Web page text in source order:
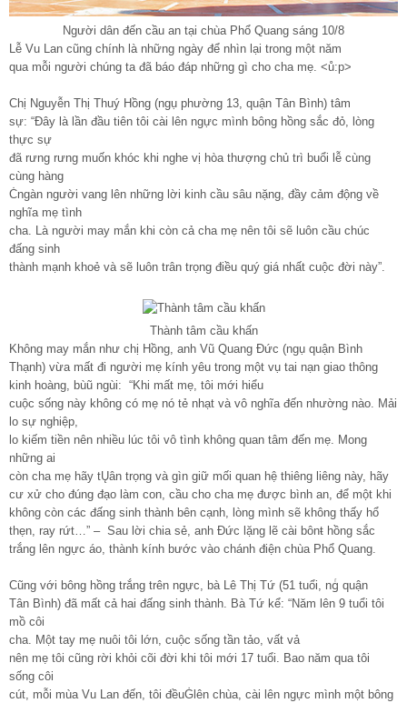
Người dân đến cầu an tại chùa Phổ Quang sáng 10/8
Lễ Vu Lan cũng chính là những ngày để nhìn lại trong một năm
qua mỗi người chúng ta đã báo đáp những gì cho cha mẹ. <ů:p>
Chị Nguyễn Thị Thuý Hồng (ngụ phường 13, quận Tân Bình) tâm
sự: “Đây là lần đầu tiên tôi cài lên ngực mình bông hồng sắc đỏ, lòng
thực sự
đã rưng rưng muốn khóc khi nghe vị hòa thượng chủ trì buổi lễ cùng
cùng hàng
Ċngàn người vang lên những lời kinh cầu sâu nặng, đầy cảm động về
nghĩa mẹ tình
cha. Là người may mắn khi còn cả cha mẹ nên tôi sẽ luôn cầu chúc
đấng sinh
thành mạnh khoẻ và sẽ luôn trân trọng điều quý giá nhất cuộc đời này”.
Thành tâm cầu khấn
Không may mắn như chị Hồng, anh Vũ Quang Đức (ngụ quận Bình
Thạnh) vừa mất đi người mẹ kính yêu trong một vụ tai nạn giao thông
kinh hoàng, bùũ ngùi: “Khi mất mẹ, tôi mới hiểu
cuộc sống này không có mẹ nó tẻ nhạt và vô nghĩa đến nhường nào. Mải
lo sự nghiệp,
lo kiếm tiền nên nhiều lúc tôi vô tình không quan tâm đến mẹ. Mong
những ai
còn cha mẹ hãy tŲân trọng và gìn giữ mối quan hệ thiêng liêng này, hãy
cư xử cho đúng đạo làm con, cầu cho cha mẹ được bình an, để một khi
không còn các đấng sinh thành bên cạnh, lòng mình sẽ không thấy hổ
thẹn, ray rứt…” – Sau lời chia sẻ, anh Đức lặng lẽ cài bônŧ hồng sắc
trắng lên ngực áo, thành kính bước vào chánh điện chùa Phổ Quang.
Cũng với bông hồng trắng trên ngực, bà Lê Thị Tứ (51 tuổi, ngᷥ quận
Tân Bình) đã mất cả hai đấng sinh thành. Bà Tứ kể: “Năm lên 9 tuổi tôi
mồ côi
cha. Một tay mẹ nuôi tôi lớn, cuộc sống tần tảo, vất vả
nên mẹ tôi cũng rời khỏi cõi đời khi tôi mới 17 tuổi. Bao năm qua tôi
sống côi
cút, mỗi mùa Vu Lan đến, tôi đềuĠlên chùa, cài lên ngực mình một bông